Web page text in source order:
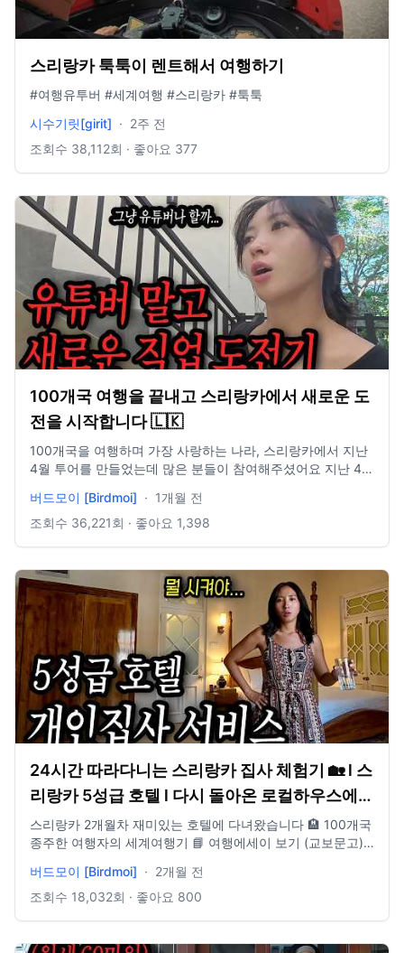
스리랑카 툭툭이 렌트해서 여행하기
#여행유투버 #세계여행 #스리랑카 #툭툭
시수기릿[girit] · 2주 전
조회수 38,112회 · 좋아요 377
100개국 여행을 끝내고 스리랑카에서 새로운 도
전을 시작합니다 🇱🇰
100개국을 여행하며 가장 사랑하는 나라, 스리랑카에서 지난
4월 투어를 만들었는데 많은 분들이 참여해주셨어요 지난 4월
모먼트 1기가 오픈했습니다 📍자세한 내용은 아래 링크를 확
인해주세요 https://kbjvv25881.imweb.me/24/?idx=35 100
라인 0:00 인트로 👣인스타 👉🏻 / birdmoi_ 👣블로그 👉🏻
blog.naver.com/birdmoi 🤝메일 👉🏻
birdmoi@treasurehunter.co.kr 🐣채널가입👉🏻 / @birdmoi [촬
🎵Music provided by Artlist
버드모이 [Birdmoi] · 1개월 전
조회수 36,221회 · 좋아요 1,398
24시간 따라다니는 스리랑카 집사 체험기 🏡 l 스
리랑카 5성급 호텔 l 다시 돌아온 로컬하우스에서
생긴 일
스리랑카 2개월차 재미있는 호텔에 다녀왔습니다 🏨 100개국
종주한 여행자의 세계여행기 📘 여행에세이 보기 (교보문고)
0:00 인트로 👣인스타 👉🏻 / birdmoi_ 👣블로그 👉🏻
blog.naver.com/birdmoi 🤝메일 👉🏻
버드모이 [Birdmoi] · 2개월 전
조회수 18,032회 · 좋아요 800